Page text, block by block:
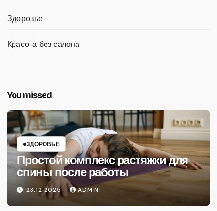
Здоровье
Красота без салона
You missed
ЗДОРОВЬЕ
Простой комплекс растяжки для
спины после работы
23.12.2025 ADMIN